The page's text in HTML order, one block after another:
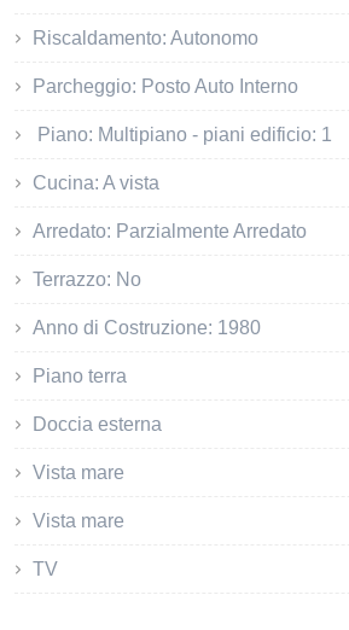
Riscaldamento: Autonomo
Parcheggio: Posto Auto Interno
Piano: Multipiano - piani edificio: 1
Cucina: A vista
Arredato: Parzialmente Arredato
Terrazzo: No
Anno di Costruzione: 1980
Piano terra
Doccia esterna
Vista mare
Vista mare
TV